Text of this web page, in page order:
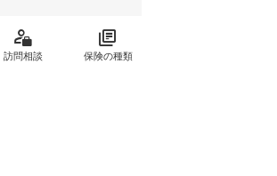
訪問相談 保険の種類